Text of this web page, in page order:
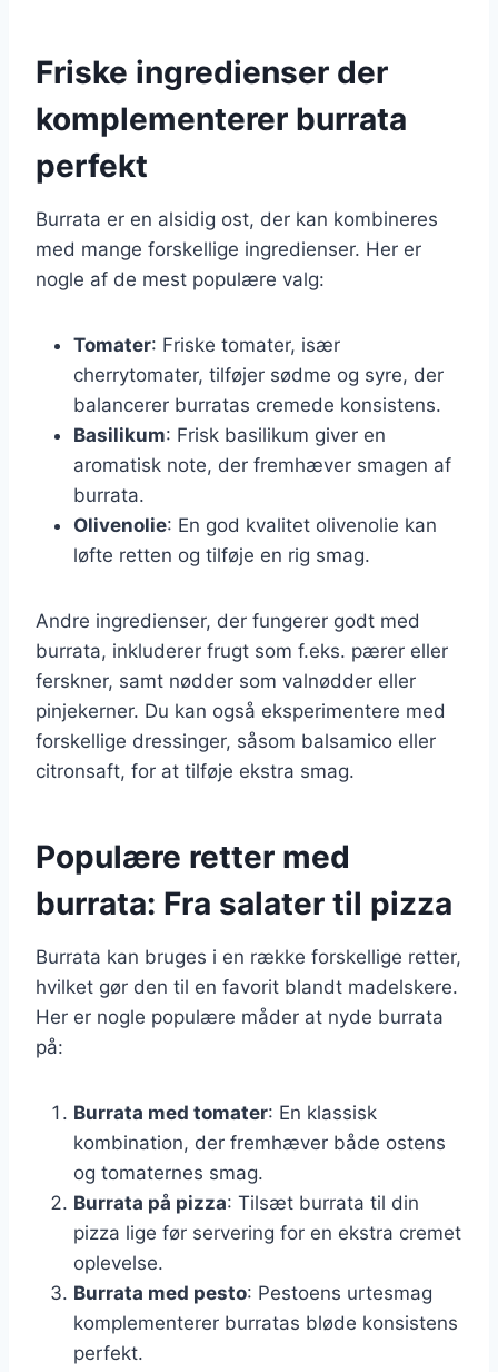
Friske ingredienser der
komplementerer burrata
perfekt
Burrata er en alsidig ost, der kan kombineres
med mange forskellige ingredienser. Her er
nogle af de mest populære valg:
Tomater: Friske tomater, især
cherrytomater, tilføjer sødme og syre, der
balancerer burratas cremede konsistens.
Basilikum: Frisk basilikum giver en
aromatisk note, der fremhæver smagen af
burrata.
Olivenolie: En god kvalitet olivenolie kan
løfte retten og tilføje en rig smag.
Andre ingredienser, der fungerer godt med
burrata, inkluderer frugt som f.eks. pærer eller
ferskner, samt nødder som valnødder eller
pinjekerner. Du kan også eksperimentere med
forskellige dressinger, såsom balsamico eller
citronsaft, for at tilføje ekstra smag.
Populære retter med
burrata: Fra salater til pizza
Burrata kan bruges i en række forskellige retter,
hvilket gør den til en favorit blandt madelskere.
Her er nogle populære måder at nyde burrata
på:
Burrata med tomater: En klassisk
kombination, der fremhæver både ostens
og tomaternes smag.
Burrata på pizza: Tilsæt burrata til din
pizza lige før servering for en ekstra cremet
oplevelse.
Burrata med pesto: Pestoens urtesmag
komplementerer burratas bløde konsistens
perfekt.